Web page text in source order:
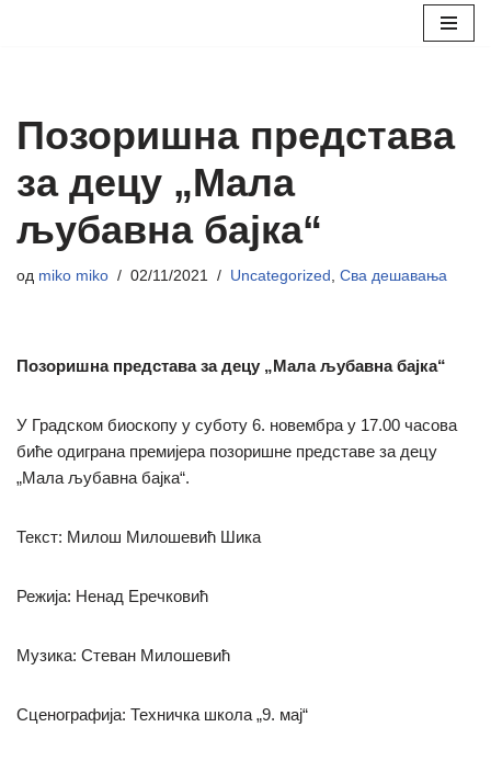
Позоришна представа
за децу „Мала
љубавна бајка“
од miko miko 02/11/2021 Uncategorized , Сва дешавања
Позоришна представа за децу „Мала љубавна бајка“
У Градском биоскопу у суботу 6. новембра у 17.00 часова
биће одиграна премијера позоришне представе за децу
„Мала љубавна бајка“.
Текст: Милош Милошевић Шика
Режија: Ненад Еречковић
Музика: Стеван Милошевић
Сценографија: Техничка школа „9. мај“